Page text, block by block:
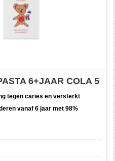
6+JAAR COLA
tegen cariës en versterkt
vanaf 6 jaar met 98%